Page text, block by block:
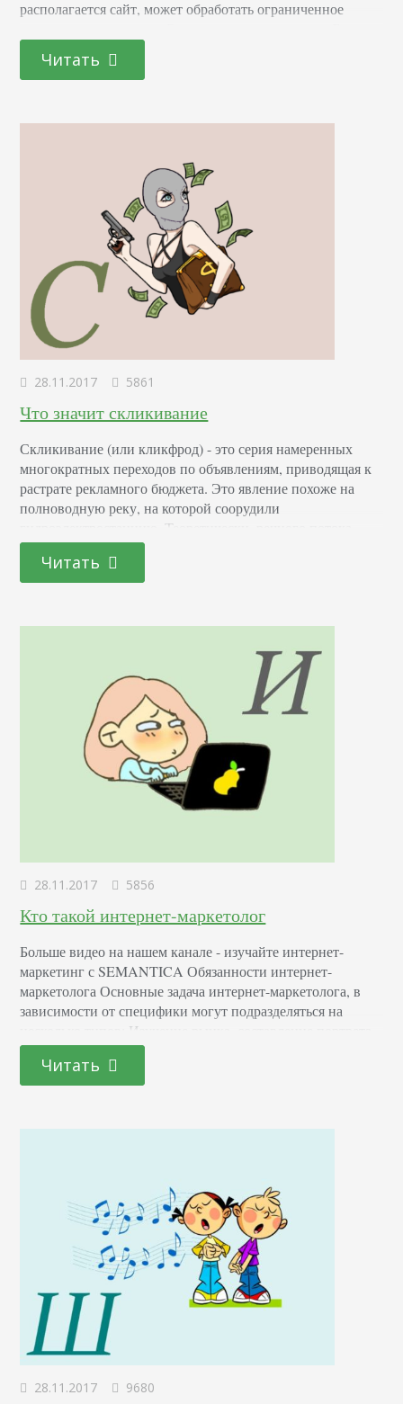
располагается сайт, может обработать ограниченное
него отправляется больше запросов, чем в состоянии
обработать машина, то пользователи, чьи запросы
прошлое). Перед вами огромное…
Читать
28.11.2017 5861
Что значит скликивание
Скликивание (или кликфрод) - это серия намеренных
многократных переходов по объявлениям, приводящая к
растрате рекламного бюджета. Это явление похоже на
полноводную реку, на которой соорудили
гидроэлектростанцию. Теоретически, речного потока
должно хватать,для продуктивной работы турбин
станции, однако перед дамбой недобросовестные
конкуренты прорыли каналы, отводящие часть водного
уходящий в сторону, конечно не сможет повлиять на…
Читать
28.11.2017 5856
Кто такой интернет-маркетолог
Больше видео на нашем канале - изучайте интернет-
маркетинг с SEMANTICA Обязанности интернет-
маркетолога Основные задача интернет-маркетолога, в
зависимости от специфики могут подразделяться на
несколько типов: Изучение рынка, составление портрета
покупательской персоны — поиск целевой аудитории,
которая заинтересована в продукте или услуге. Разработка
новых продуктов, услуг, которые ориентированы на
незанятых ниш на рынке – каналов сбыта, которые…
Читать
28.11.2017 9680